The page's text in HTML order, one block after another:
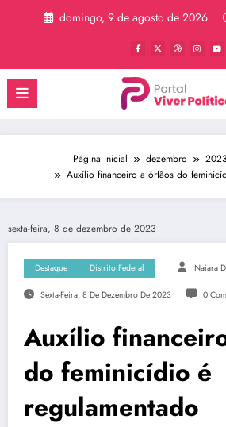
domingo, 9 de agosto de 2026
Página inicial dezembro 2023
Auxílio financeiro a órfãos do
sexta-feira, 8 de dezembro de 2023
Destaque Distrito Federal Naiara
Sexta-Feira, 8 De Dezembro De 2023 0
Auxílio
do feminicídio é
regulamentado